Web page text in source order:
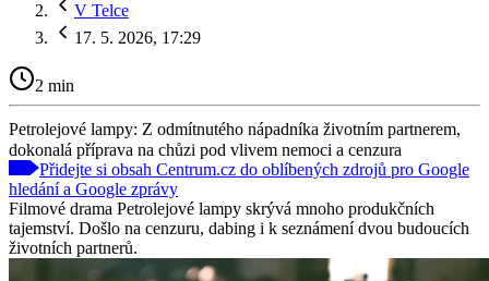
V Telce
17. 5. 2026, 17:29
2 min
Petrolejové lampy: Z odmítnutého nápadníka životním partnerem,
dokonalá příprava na chůzi pod vlivem nemoci a cenzura
Přidejte si obsah Centrum.cz do oblíbených zdrojů pro Google
hledání a Google zprávy
Filmové drama Petrolejové lampy skrývá mnoho produkčních
tajemství. Došlo na cenzuru, dabing i k seznámení dvou budoucích
životních partnerů.